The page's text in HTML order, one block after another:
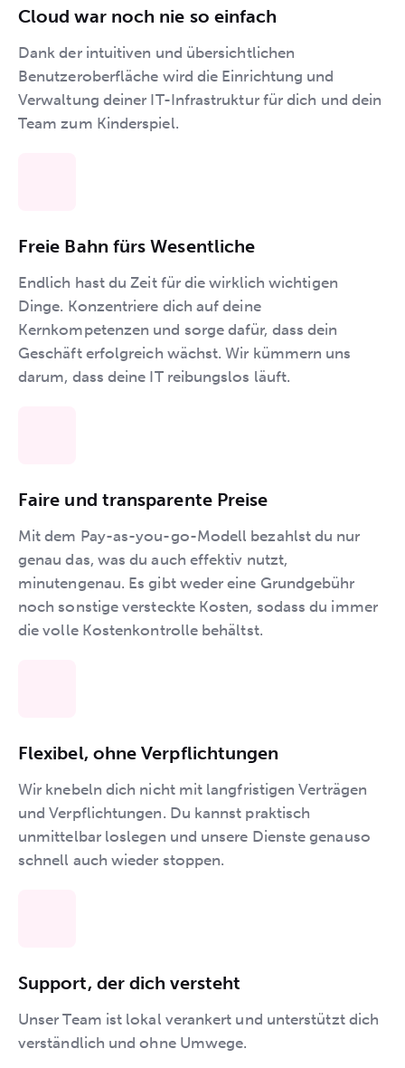
Cloud war noch nie so einfach
Dank der intuitiven und übersichtlichen
Benutzeroberfläche wird die Einrichtung und
Verwaltung deiner IT-Infrastruktur für dich und dein
Team zum Kinderspiel.
Freie Bahn fürs Wesentliche
Endlich hast du Zeit für die wirklich wichtigen
Dinge. Konzentriere dich auf deine
Kernkompetenzen und sorge dafür, dass dein
Geschäft erfolgreich wächst. Wir kümmern uns
darum, dass deine IT reibungslos läuft.
Faire und transparente Preise
Mit dem Pay-as-you-go-Modell bezahlst du nur
genau das, was du auch effektiv nutzt,
minutengenau. Es gibt weder eine Grundgebühr
noch sonstige versteckte Kosten, sodass du immer
die volle Kostenkontrolle behältst.
Flexibel, ohne Verpflichtungen
Wir knebeln dich nicht mit langfristigen Verträgen
und Verpflichtungen. Du kannst praktisch
unmittelbar loslegen und unsere Dienste genauso
schnell auch wieder stoppen.
Support, der dich versteht
Unser Team ist lokal verankert und unterstützt dich
verständlich und ohne Umwege.